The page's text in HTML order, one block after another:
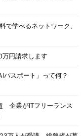
学べるネットワーク、
円請求します
パスポート」って何？
企業がITフリーランス